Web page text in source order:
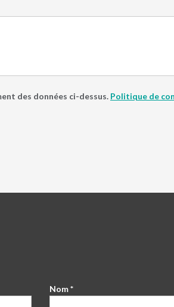
des données ci-dessus. Politique de
Nom *